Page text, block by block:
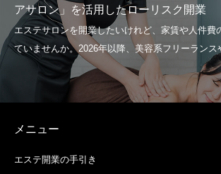
アサロン」を活用したローリスク開業
メニュー
エステ開業の手引き